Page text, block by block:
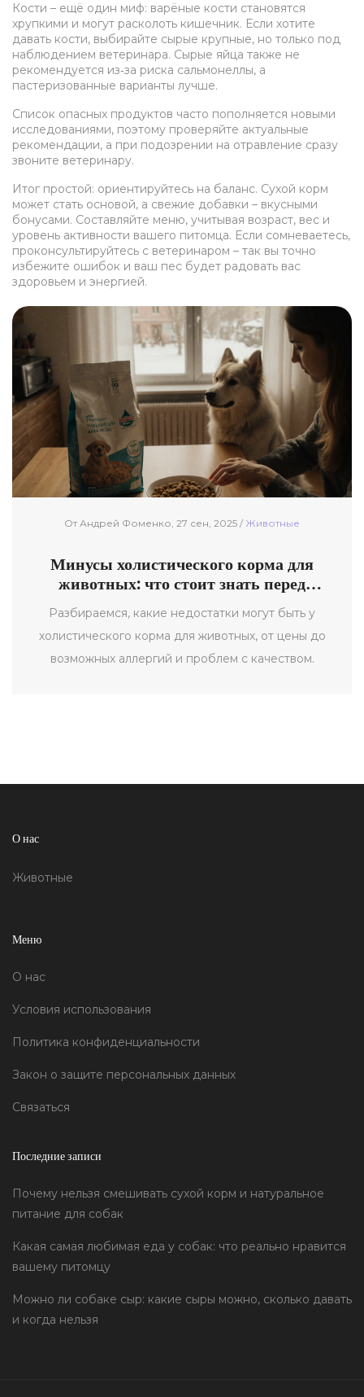
Кости – ещё один миф: варёные кости становятся
хрупкими и могут расколоть кишечник. Если хотите
давать кости, выбирайте сырые крупные, но только под
наблюдением ветеринара. Сырые яйца также не
рекомендуется из‑за риска сальмонеллы, а
пастеризованные варианты лучше.
Список опасных продуктов часто пополняется новыми
исследованиями, поэтому проверяйте актуальные
рекомендации, а при подозрении на отравление сразу
звоните ветеринару.
Итог простой: ориентируйтесь на баланс. Сухой корм
может стать основой, а свежие добавки – вкусными
бонусами. Составляйте меню, учитывая возраст, вес и
уровень активности вашего питомца. Если сомневаетесь,
проконсультируйтесь с ветеринаром – так вы точно
избежите ошибок и ваш пес будет радовать вас
здоровьем и энергией.
От Андрей Фоменко, 27 сен, 2025 / Животные
Минусы холистического корма для
животных: что стоит знать перед
Разбираемся, какие недостатки могут быть у
холистического корма для животных, от цены до
возможных аллергий и проблем с качеством.
О нас
Животные
Меню
О нас
Условия использования
Политика конфиденциальности
Закон о защите персональных данных
Связаться
Последние записи
Почему нельзя смешивать сухой корм и натуральное
питание для собак
Какая самая любимая еда у собак: что реально нравится
вашему питомцу
Можно ли собаке сыр: какие сыры можно, сколько давать
и когда нельзя